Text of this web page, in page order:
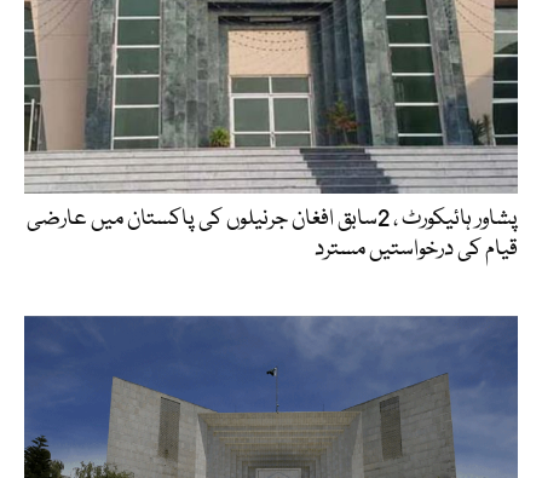
پشاور ہائیکورٹ ، 2سابق افغان جرنیلوں کی پاکستان میں عارضی
قیام کی درخواستیں مسترد